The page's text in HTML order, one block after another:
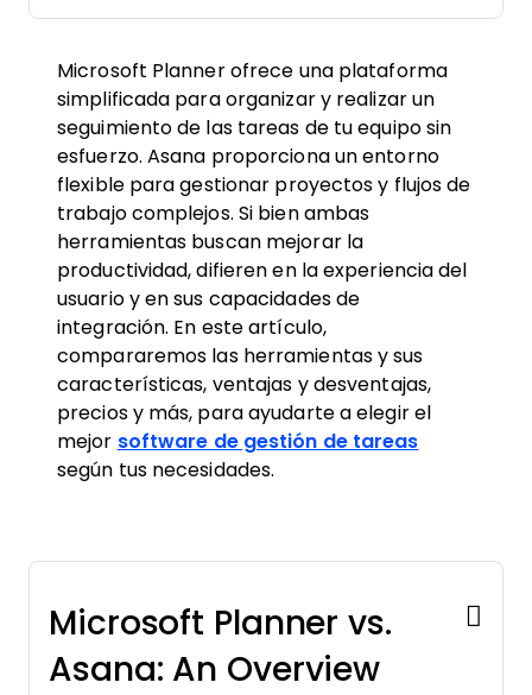
Microsoft Planner ofrece una plataforma
simplificada para organizar y realizar un
seguimiento de las tareas de tu equipo sin
esfuerzo. Asana proporciona un entorno
flexible para gestionar proyectos y flujos de
trabajo complejos. Si bien ambas
herramientas buscan mejorar la
productividad, difieren en la experiencia del
usuario y en sus capacidades de
integración. En este artículo,
compararemos las herramientas y sus
características, ventajas y desventajas,
precios y más, para ayudarte a elegir el
mejor software de gestión de tareas
según tus necesidades.
Microsoft Planner vs.
Asana: An Overview